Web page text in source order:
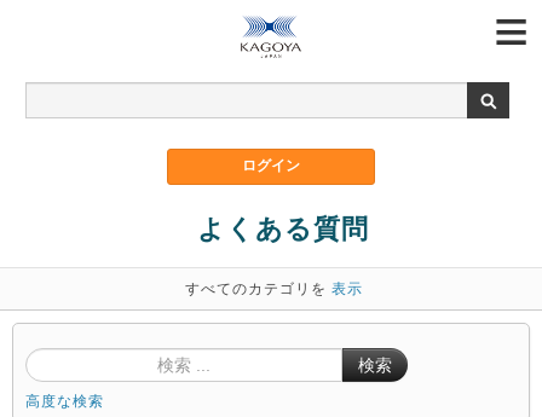
よくある質問
すべてのカテゴリを 表示
検索
高度な検索